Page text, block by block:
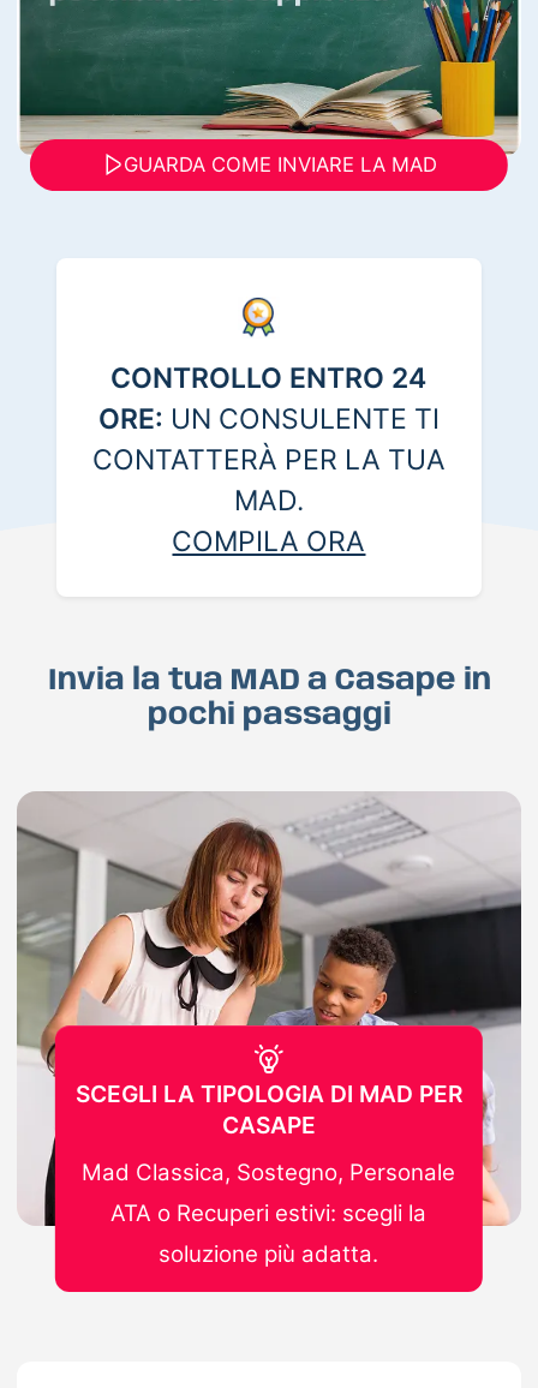
GUARDA COME INVIARE LA MAD
CONTROLLO ENTRO 24
ORE: UN CONSULENTE TI
CONTATTERÀ PER LA TUA
MAD.
COMPILA ORA
Invia la tua MAD a Casape in
pochi passaggi
SCEGLI LA TIPOLOGIA DI MAD PER
CASAPE
Mad Classica, Sostegno, Personale
ATA o Recuperi estivi: scegli la
soluzione più adatta.